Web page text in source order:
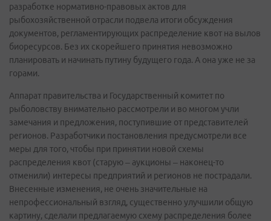
разработке нормативно-правовых актов для
рыбохозяйственной отрасли подвела итоги обсуждения
документов, регламентирующих распределение квот на вылов
биоресурсов. Без их скорейшего принятия невозможно
планировать и начинать путину будущего года. А она уже не за
горами.
Аппарат правительства и Государственный комитет по
рыболовству внимательно рассмотрели и во многом учли
замечания и предложения, поступившие от представителей
регионов. Разработчики постановления предусмотрели все
меры для того, чтобы при принятии новой схемы
распределения квот (старую – аукционы – наконец-то
отменили) интересы предприятий и регионов не пострадали.
Внесенные изменения, не очень значительные на
непрофессиональный взгляд, существенно улучшили общую
картину, сделали предлагаемую схему распределения более